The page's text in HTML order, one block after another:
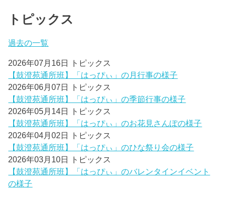
トピックス
過去の一覧
2026年07月16日
トピックス
【鼓澄苑通所班】「はっぴぃ」の月行事の様子
2026年06月07日
トピックス
【鼓澄苑通所班】「はっぴぃ」の季節行事の様子
2026年05月14日
トピックス
【鼓澄苑通所班】「はっぴぃ」のお花見さんぽの様子
2026年04月02日
トピックス
【鼓澄苑通所班】「はっぴぃ」のひな祭り会の様子
2026年03月10日
トピックス
【鼓澄苑通所班】「はっぴぃ」のバレンタインイベント
の様子